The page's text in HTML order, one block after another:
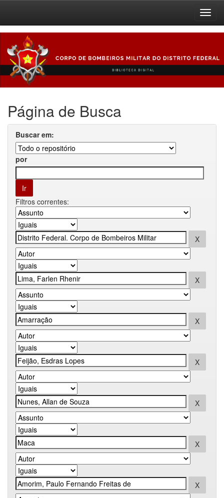
navigation
Página de Busca
Buscar em:
por
Filtros correntes: